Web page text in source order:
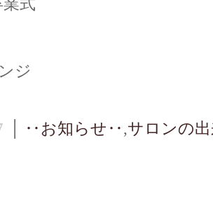
式
ジ
‥お知らせ‥ ,サロンの